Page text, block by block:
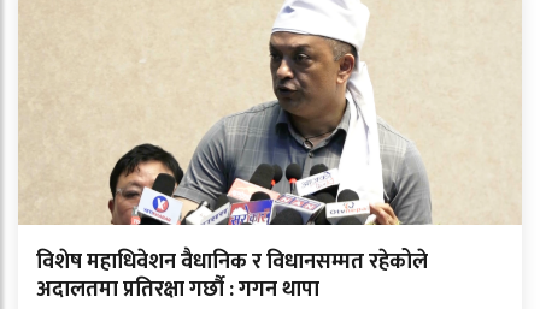
विशेष महाधिवेशन वैधानिक र विधानसम्मत रहेकोले
अदालतमा प्रतिरक्षा गर्छौ : गगन थापा